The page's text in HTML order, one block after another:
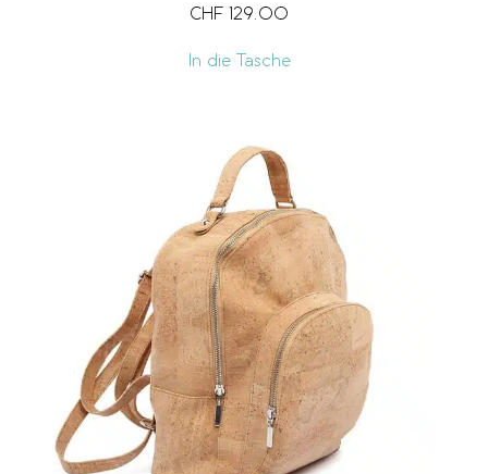
CHF 129.00
In die Tasche